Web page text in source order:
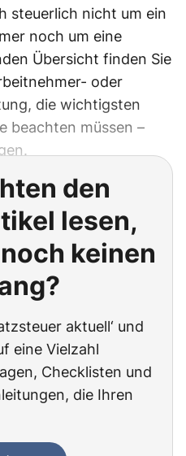
steuerlich nicht um ein
noch um eine
Übersicht finden Sie
oder
die wichtigsten
beachten müssen –
den
lesen,
keinen
aktuell‘ und
eine Vielzahl
Checklisten und
die Ihren